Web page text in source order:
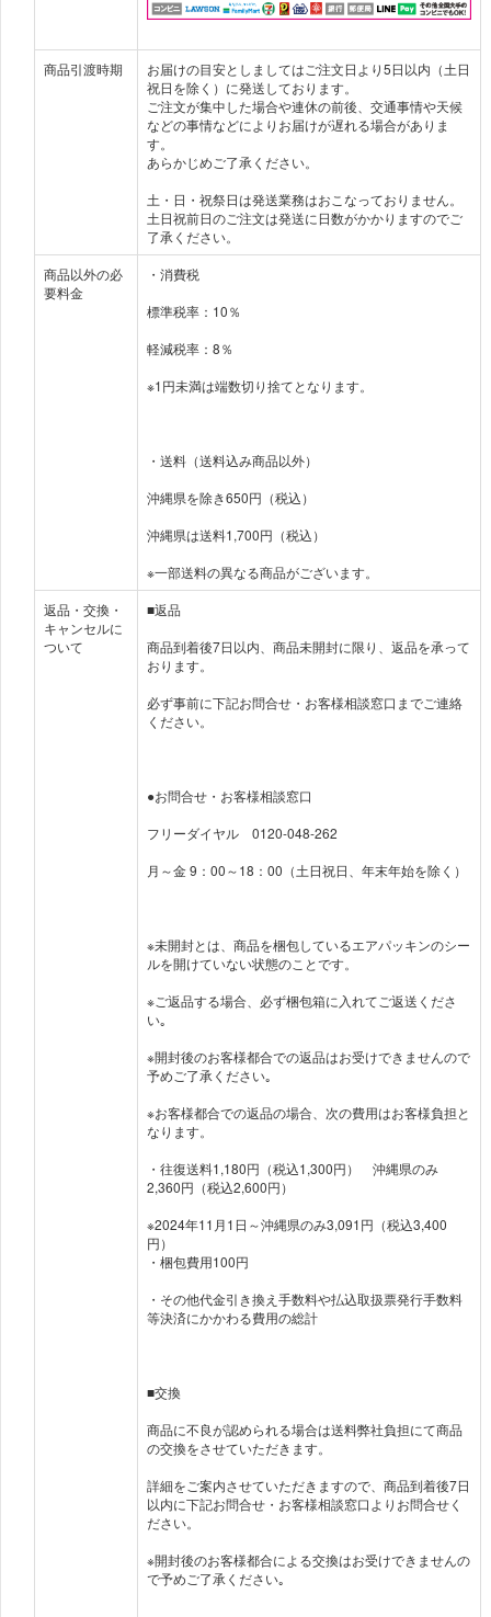
商品引渡時期
お届けの目安としましてはご注文日より5日以内（土日
祝日を除く）に発送しております。
ご注文が集中した場合や連休の前後、交通事情や天候
などの事情などによりお届けが遅れる場合がありま
す。
あらかじめご了承ください。
土・日・祝祭日は発送業務はおこなっておりません。
土日祝前日のご注文は発送に日数がかかりますのでご
了承ください。
商品以外の必
要料金
・消費税
標準税率：10％
軽減税率：8％
※1円未満は端数切り捨てとなります。
・送料（送料込み商品以外）
沖縄県を除き650円（税込）
沖縄県は送料1,700円（税込）
※一部送料の異なる商品がございます。
返品・交換・
キャンセルに
ついて
■返品
商品到着後7日以内、商品未開封に限り、返品を承って
おります。
必ず事前に下記お問合せ・お客様相談窓口までご連絡
ください。
●お問合せ・お客様相談窓口
フリーダイヤル 0120-048-262
月～金 9：00～18：00（土日祝日、年末年始を除く）
※未開封とは、商品を梱包しているエアパッキンのシー
ルを開けていない状態のことです。
※ご返品する場合、必ず梱包箱に入れてご返送くださ
い｡
※開封後のお客様都合での返品はお受けできませんので
予めご了承ください｡
※お客様都合での返品の場合、次の費用はお客様負担と
なります。
・往復送料1,180円（税込1,300円） 沖縄県のみ
2,360円（税込2,600円）
※2024年11月1日～沖縄県のみ3,091円（税込3,400
円）
・梱包費用100円
・その他代金引き換え手数料や払込取扱票発行手数料
等決済にかかわる費用の総計
■交換
商品に不良が認められる場合は送料弊社負担にて商品
の交換をさせていただきます。
詳細をご案内させていただきますので、商品到着後7日
以内に下記お問合せ・お客様相談窓口よりお問合せく
ださい。
※開封後のお客様都合による交換はお受けできませんの
で予めご了承ください｡